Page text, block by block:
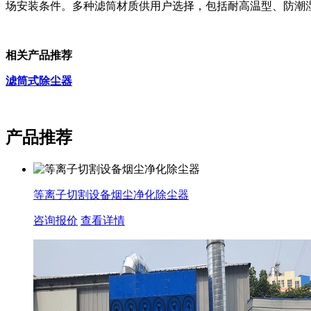
场安装条件。多种滤筒材质供用户选择，包括耐高温型、防潮
相关产品推荐
滤筒式除尘器
产品推荐
等离子切割设备烟尘净化除尘器
咨询报价 查看详情